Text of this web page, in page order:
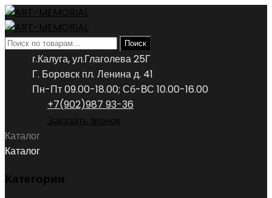
Искать: Поиск
г.Калуга, ул.Глаголева 25Г
Г. Боровск пл. Ленина д. 41
Пн-Пт 09.00-18.00; Сб-ВС 10.00-16.00
+7(902)987 93-36
Заказать звонок
Каталог
Каталог
Категории